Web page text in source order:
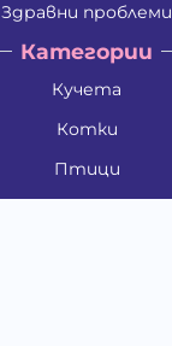
Здравни проблеми
Категории
Кучета
Котки
Птици